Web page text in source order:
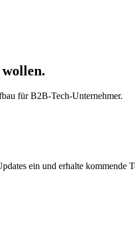
für B2B-Tech-Unternehmer.
ein und erhalte kommende